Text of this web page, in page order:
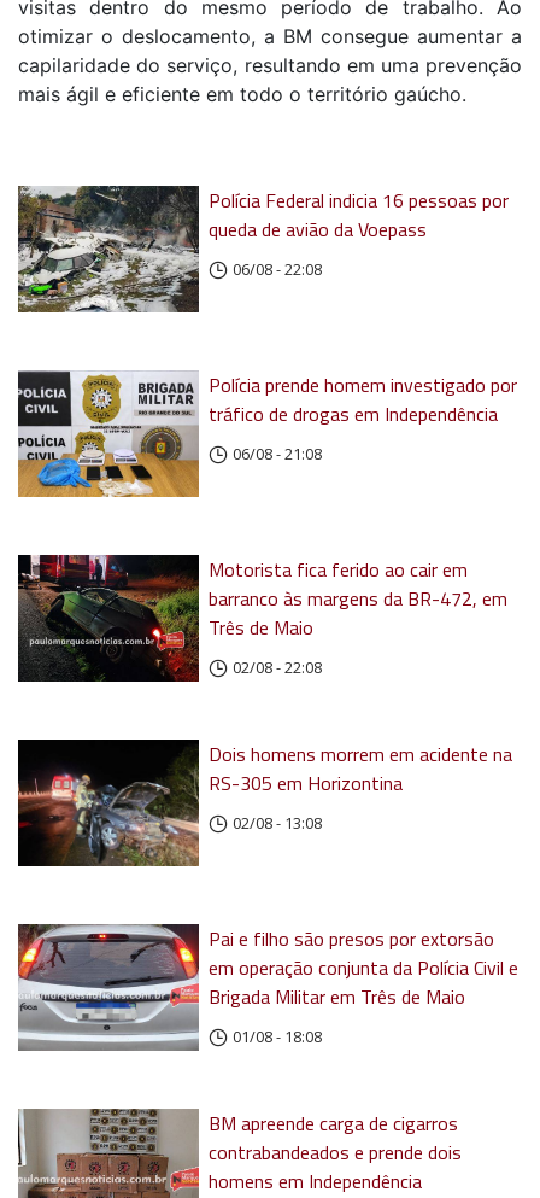
visitas dentro do mesmo período de trabalho. Ao
otimizar o deslocamento, a BM consegue aumentar a
capilaridade do serviço, resultando em uma prevenção
mais ágil e eficiente em todo o território gaúcho.
Polícia Federal indicia 16 pessoas por
queda de avião da Voepass
06/08 - 22:08
Polícia prende homem investigado por
tráfico de drogas em Independência
06/08 - 21:08
Motorista fica ferido ao cair em
barranco às margens da BR-472, em
Três de Maio
02/08 - 22:08
Dois homens morrem em acidente na
RS-305 em Horizontina
02/08 - 13:08
Pai e filho são presos por extorsão
em operação conjunta da Polícia Civil e
Brigada Militar em Três de Maio
01/08 - 18:08
BM apreende carga de cigarros
contrabandeados e prende dois
homens em Independência